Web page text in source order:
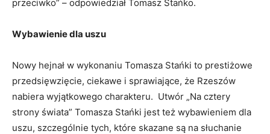
przeciwko” – odpowiedział Tomasz Stańko.
Wybawienie dla uszu
Nowy hejnał w wykonaniu Tomasza Stańki to prestiżowe
przedsięwzięcie, ciekawe i sprawiające, że Rzeszów
nabiera wyjątkowego charakteru. Utwór „Na cztery
strony świata” Tomasza Stańki jest też wybawieniem dla
uszu, szczególnie tych, które skazane są na słuchanie